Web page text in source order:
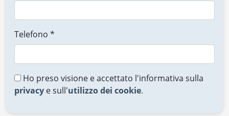
Telefono *
Ho preso visione e accettato l'informativa sulla
privacy e sull'utilizzo dei cookie.